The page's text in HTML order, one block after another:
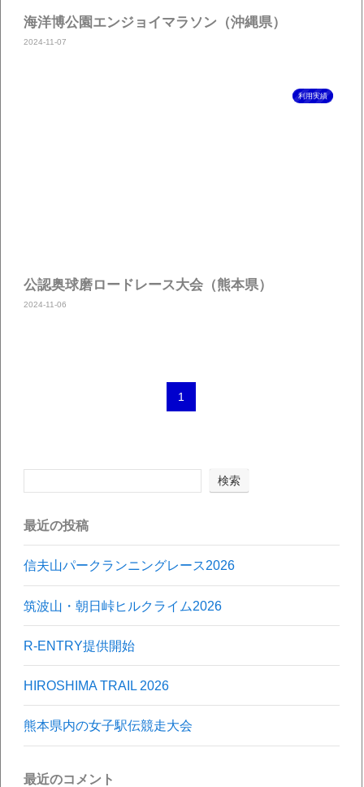
海洋博公園エンジョイマラソン（沖縄県）
2024-11-07
利用実績
公認奥球磨ロードレース大会（熊本県）
2024-11-06
1
検索
最近の投稿
信夫山パークランニングレース2026
筑波山・朝日峠ヒルクライム2026
R-ENTRY提供開始
HIROSHIMA TRAIL 2026
熊本県内の女子駅伝競走大会
最近のコメント